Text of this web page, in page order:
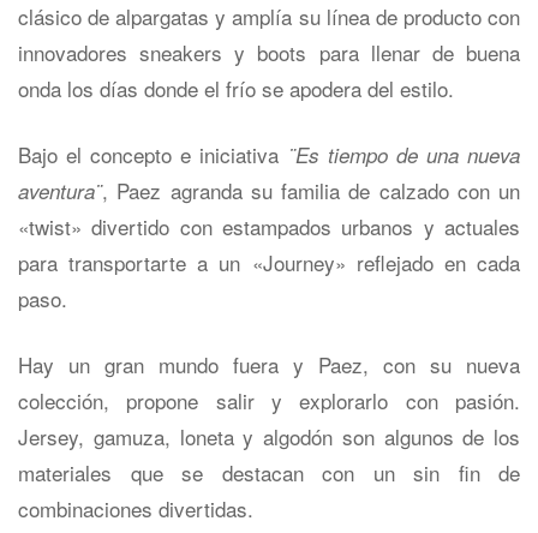
clásico de alpargatas y amplía su línea de producto con
innovadores sneakers y boots para llenar de buena
onda los días donde el frío se apodera del estilo.
Bajo el concepto e iniciativa ¨Es tiempo de una nueva
aventura¨, Paez agranda su familia de calzado con un
«twist» divertido con estampados urbanos y actuales
para transportarte a un «Journey» reflejado en cada
paso.
Hay un gran mundo fuera y Paez, con su nueva
colección, propone salir y explorarlo con pasión.
Jersey, gamuza, loneta y algodón son algunos de los
materiales que se destacan con un sin fin de
combinaciones divertidas.